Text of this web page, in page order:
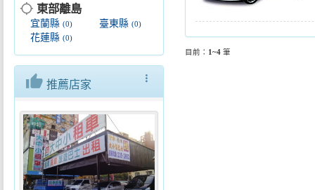
location_searching 東部離島
宜蘭縣 (0) 臺東縣(0)
花蓮縣 (0)
more_vert
thumb_up 推薦店家
目前： 1~4筆